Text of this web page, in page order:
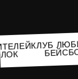
КЛУБ